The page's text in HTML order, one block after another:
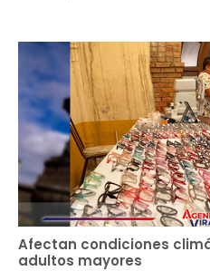
Afectan condiciones
adultos mayores